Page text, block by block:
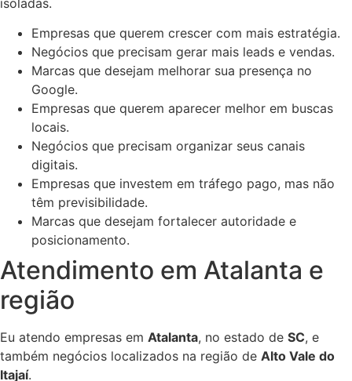
Empresas que querem crescer com mais estratégia.
Negócios que precisam gerar mais leads e vendas.
Marcas que desejam melhorar sua presença no
Google.
Empresas que querem aparecer melhor em buscas
locais.
Negócios que precisam organizar seus canais
digitais.
Empresas que investem em tráfego pago, mas não
têm previsibilidade.
Marcas que desejam fortalecer autoridade e
posicionamento.
Atendimento em Atalanta e
região
Eu atendo empresas em Atalanta, no estado de SC, e
também negócios localizados na região de Alto Vale do
Itajaí.